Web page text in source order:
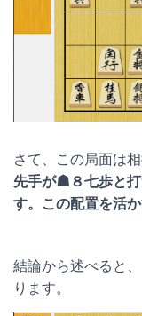
さて、この局面は
先手が☗８七歩と
す。この配置を活
結論から述べると
ります。